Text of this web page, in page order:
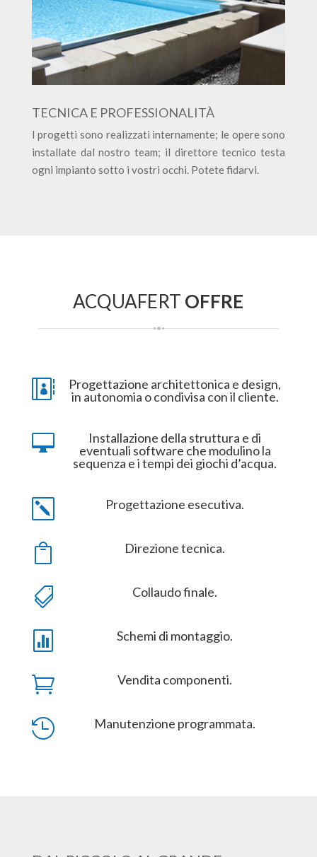
TECNICA E PROFESSIONALITÀ
I progetti sono realizzati internamente; le opere sono
installate dal nostro team; il direttore tecnico testa
ogni impianto sotto i vostri occhi. Potete fidarvi.
ACQUAFERT OFFRE

Progettazione architettonica e design,
in autonomia o condivisa con il cliente.

Installazione della struttura e di
eventuali software che modulino la
sequenza e i tempi dei giochi d’acqua.
k Progettazione esecutiva.
 Direzione tecnica.
 Collaudo finale.
 Schemi di montaggio.
 Vendita componenti.
 Manutenzione programmata.